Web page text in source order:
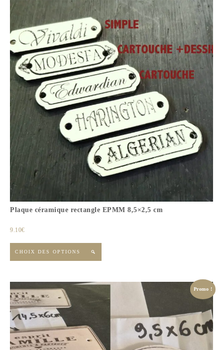
Plaque céramique rectangle EPMM 8,5×2,5 cm
9.10€
CHOIX DES OPTIONS 
Promo !